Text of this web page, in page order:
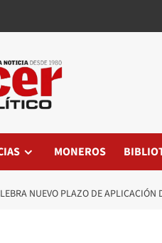
MONEROS
NUEVO PLAZO DE